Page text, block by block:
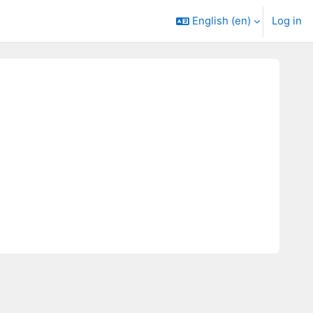
English ‎(en)‎ Log in